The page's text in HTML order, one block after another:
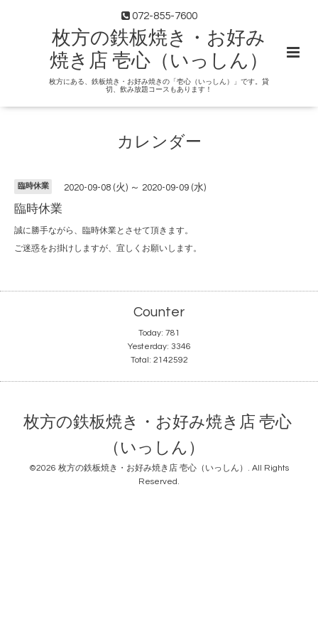
072-855-7600
枚方の鉄板焼き・お好み
焼き店 壱心（いっしん）
枚方にある、鉄板焼き・お好み焼きの「壱心（いっしん）」です。貸
切、飲み放題コースもあります！
カレンダー
臨時休業 2020-09-08 (火) ～ 2020-09-09 (水)
臨時休業
誠に勝手ながら、臨時休業とさせて頂きます。
ご迷惑をお掛けしますが、宜しくお願いします。
Counter
Today: 781
Yesterday: 3346
Total: 2142592
枚方の鉄板焼き・お好み焼き店 壱心
（いっしん）
©2026 枚方の鉄板焼き・お好み焼き店 壱心（いっしん） . All Rights
Reserved.